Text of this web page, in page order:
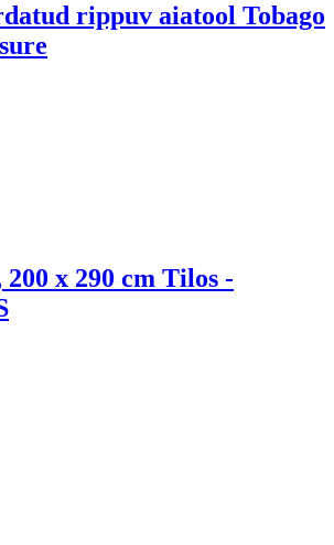
rippuv aiatool Tobago
200 x 290 cm Tilos -